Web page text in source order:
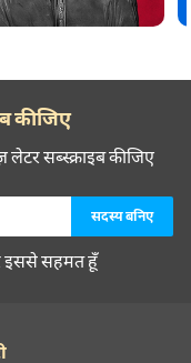
कीजिए
लेटर सब्स्क्राइब कीजिए
इससे सहमत हूँ